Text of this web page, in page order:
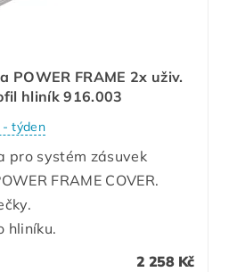
POWER FRAME 2x uživ.
hliník 916.003
- týden
pro systém zásuvek
FRAME COVER.
hliníku.
2 258 Kč